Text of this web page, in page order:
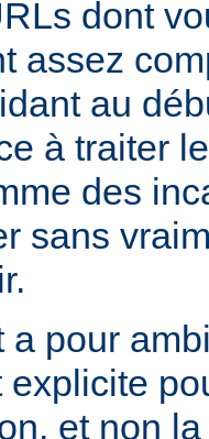
dont
assez
au
à traiter
des
sans
a pour
explicite
et non